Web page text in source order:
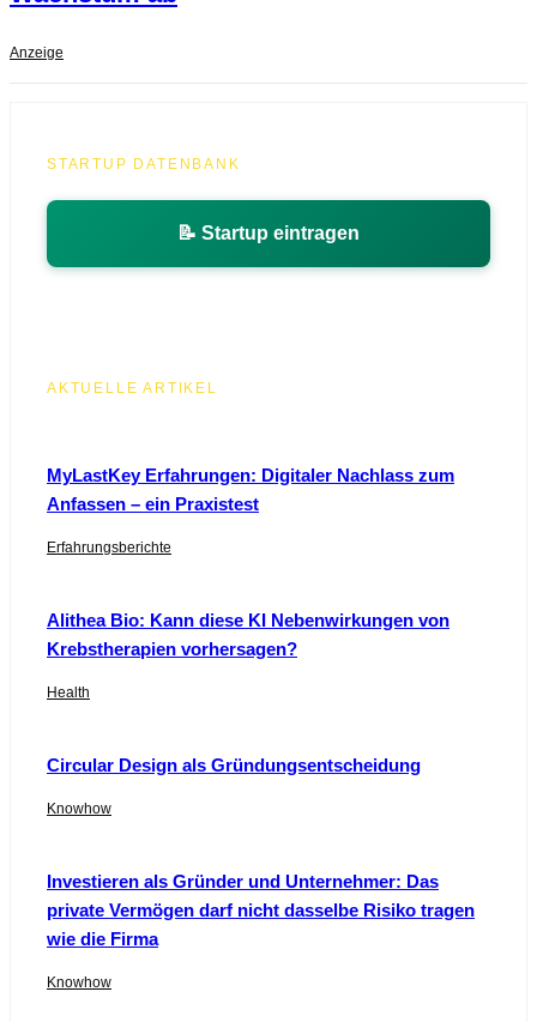
Anzeige
STARTUP DATENBANK
📝 Startup eintragen
AKTUELLE ARTIKEL
MyLastKey Erfahrungen: Digitaler Nachlass zum
Anfassen – ein Praxistest
Erfahrungsberichte
Alithea Bio: Kann diese KI Nebenwirkungen von
Krebstherapien vorhersagen?
Health
Circular Design als Gründungsentscheidung
Knowhow
Investieren als Gründer und Unternehmer: Das
private Vermögen darf nicht dasselbe Risiko tragen
wie die Firma
Knowhow